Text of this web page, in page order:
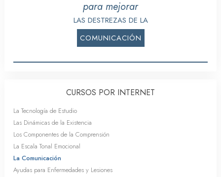
para mejorar
LAS DESTREZAS DE LA
COMUNICACIÓN
CURSOS POR INTERNET
La Tecnología de Estudio
Las Dinámicas de la Existencia
Los Componentes de la Comprensión
La Escala Tonal Emocional
La Comunicación
Ayudas para Enfermedades y Lesiones